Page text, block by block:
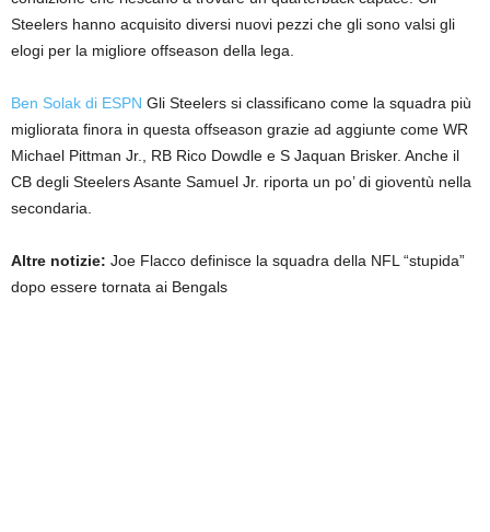
Steelers hanno acquisito diversi nuovi pezzi che gli sono valsi gli
elogi per la migliore offseason della lega.
Ben Solak di ESPN Gli Steelers si classificano come la squadra più
migliorata finora in questa offseason grazie ad aggiunte come WR
Michael Pittman Jr., RB Rico Dowdle e S Jaquan Brisker. Anche il
CB degli Steelers Asante Samuel Jr. riporta un po’ di gioventù nella
secondaria.
Altre notizie: Joe Flacco definisce la squadra della NFL “stupida”
dopo essere tornata ai Bengals